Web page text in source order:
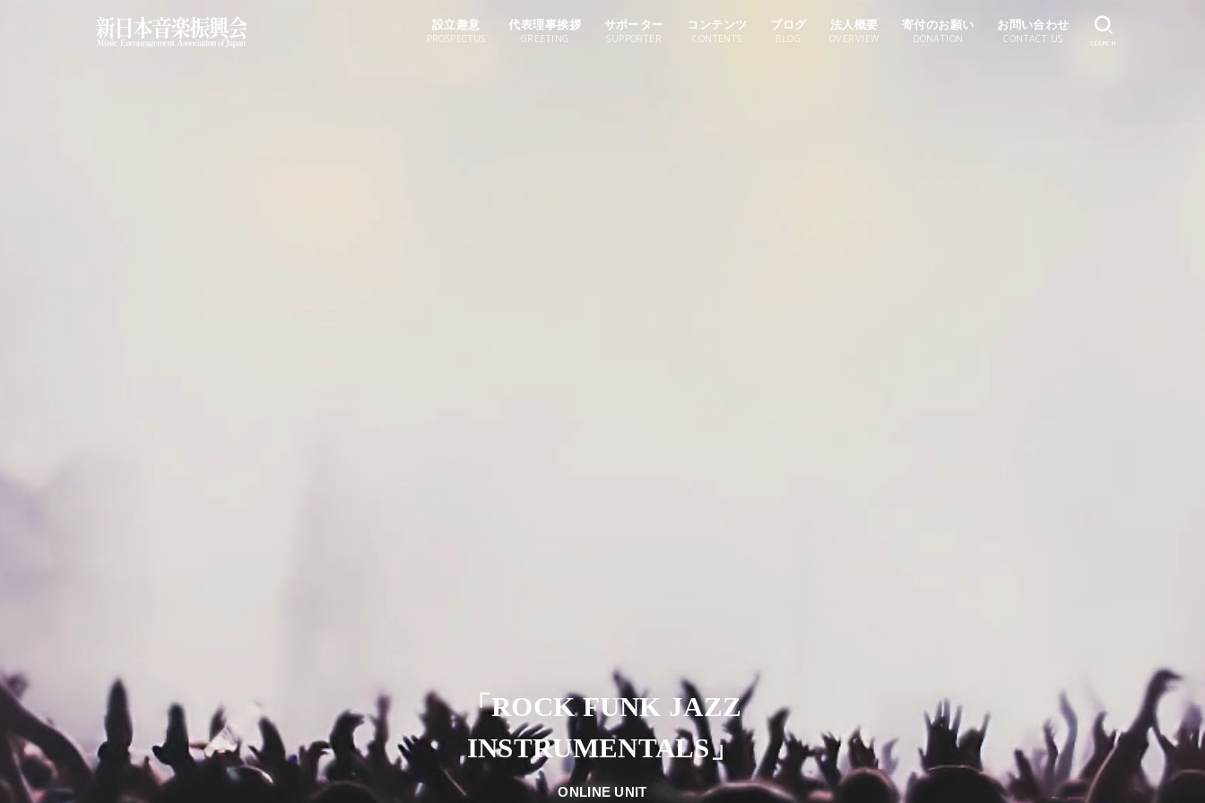
設立趣意
PROSPECTUS
代表理事挨拶
GREETING
サポーター
SUPPORTER
コンテンツ
CONTENTS
ブログ
BLOG
法人概要
OVERVIEW
寄付のお願い
DONATION
お問い合わせ
CONTACT US SEARCH
「ROCK FUNK JAZZ
INSTRUMENTALS」
ONLINE UNIT